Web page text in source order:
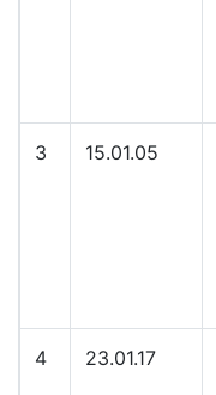
3 15.01.05
4 23.01.17